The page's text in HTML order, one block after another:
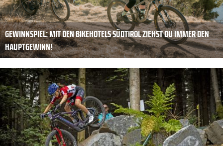
GEWINNSPIEL: MIT DEN BIKEHOTELS SÜDTIROL ZIEHST DU IMMER DEN
HAUPTGEWINN!